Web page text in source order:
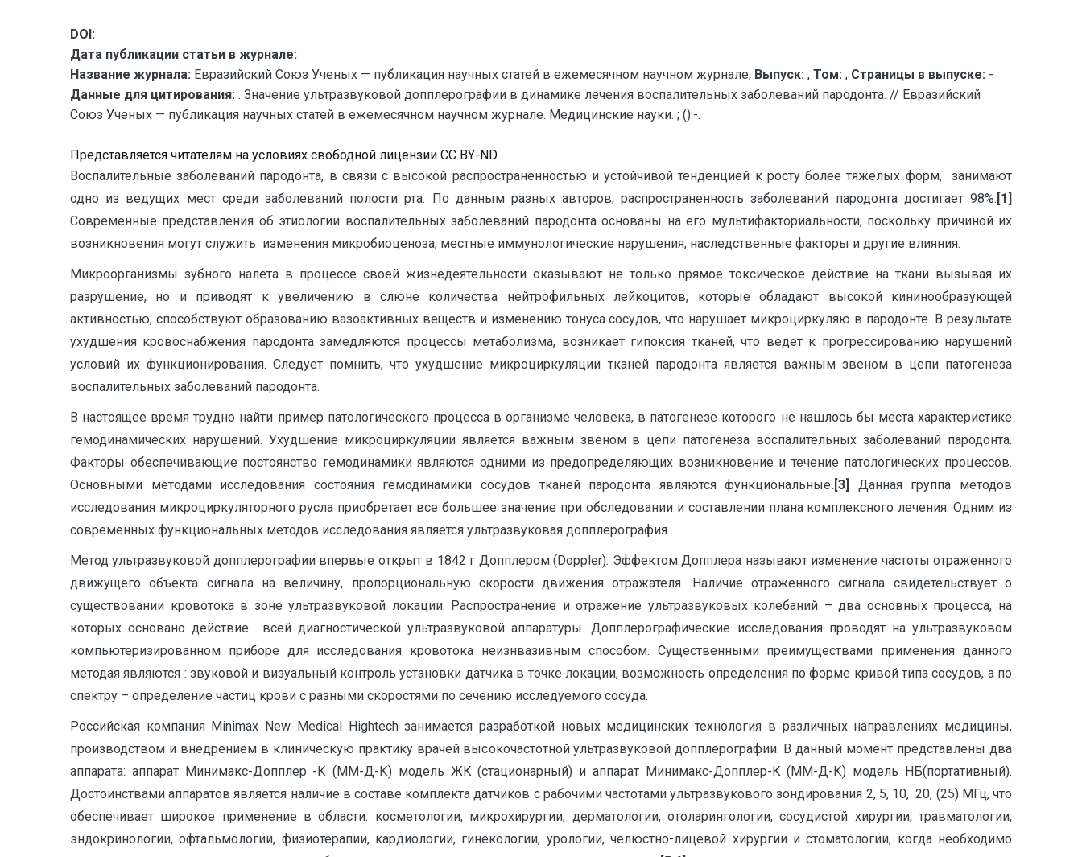
DOI:
Дата публикации статьи в журнале:
Название журнала: Евразийский Союз Ученых — публикация научных статей в ежемесячном научном журнале, Выпуск: , Том: , Страницы в выпуске: -
Данные для цитирования: . Значение ультразвуковой допплерографии в динамике лечения воспалительных заболеваний пародонта. // Евразийский
Союз Ученых — публикация научных статей в ежемесячном научном журнале. Медицинские науки. ; ():-.
Представляется читателям на условиях свободной лицензии CC BY-ND
Воспалительные заболеваний пародонта, в связи с высокой распространенностью и устойчивой тенденцией к росту более тяжелых форм, занимают
одно из ведущих мест среди заболеваний полости рта. По данным разных авторов, распространенность заболеваний пародонта достигает 98%. [1]
Современные представления об этиологии воспалительных заболеваний пародонта основаны на его мультифакториальности, поскольку причиной их
возникновения могут служить изменения микробиоценоза, местные иммунологические нарушения, наследственные факторы и другие влияния.
Микроорганизмы зубного налета в процессе своей жизнедеятельности оказывают не только прямое токсическое действие на ткани вызывая их
разрушение, но и приводят к увеличению в слюне количества нейтрофильных лейкоцитов, которые обладают высокой кининообразующей
активностью, способствуют образованию вазоактивных веществ и изменению тонуса сосудов, что нарушает микроциркуляю в пародонте. В результате
ухудшения кровоснабжения пародонта замедляются процессы метаболизма, возникает гипоксия тканей, что ведет к прогрессированию нарушений
условий их функционирования. Следует помнить, что ухудшение микроциркуляции тканей пародонта является важным звеном в цепи патогенеза
воспалительных заболеваний пародонта.
В настоящее время трудно найти пример патологического процесса в организме человека, в патогенезе которого не нашлось бы места характеристике
гемодинамических нарушений. Ухудшение микроциркуляции является важным звеном в цепи патогенеза воспалительных заболеваний пародонта.
Факторы обеспечивающие постоянство гемодинамики являются одними из предопределяющих возникновение и течение патологических процессов.
Основными методами исследования состояния гемодинамики сосудов тканей пародонта являются функциональные.[3]
Данная группа методов
исследования микроциркуляторного русла приобретает все большее значение при обследовании и составлении плана комплексного лечения. Одним из
современных функциональных методов исследования является ультразвуковая допплерография.
Метод ультразвуковой допплерографии впервые открыт в 1842 г Допплером (Doppler). Эффектом Допплера называют изменение частоты отраженного
движущего объекта сигнала на величину, пропорциональную скорости движения отражателя. Наличие отраженного сигнала свидетельствует о
существовании кровотока в зоне ультразвуковой локации. Распространение и отражение ультразвуковых колебаний – два основных процесса, на
которых основано действие всей диагностической ультразвуковой аппаратуры. Допплерографические исследования проводят на ультразвуковом
компьютеризированном приборе для исследования кровотока неизнвазивным способом. Существенными преимуществами применения данного
методая являются : звуковой и визуальный контроль установки датчика в точке локации, возможность определения по форме кривой типа сосудов, а по
спектру – определение частиц крови с разными скоростями по сечению исследуемого сосуда.
Российская компания Minimax New Medical Hightech занимается разработкой новых медицинских технология в различных направлениях медицины,
производством и внедрением в клиническую практику врачей высокочастотной ультразвуковой допплерографии. В данный момент представлены два
аппарата: аппарат Минимакс-Допплер -К (ММ-Д-К) модель ЖК (стационарный) и аппарат Минимакс-Допплер-К (ММ-Д-К) модель НБ(портативный).
Достоинствами аппаратов является наличие в составе комплекта датчиков с рабочими частотами ультразвукового зондирования 2, 5, 10, 20, (25) МГц, что
обеспечивает широкое применение в области: косметологии, микрохирургии, дерматологии, отоларингологии, сосудистой хирургии, травматологии,
эндокринологии, офтальмологии, физиотерапии, кардиологии, гинекологии, урологии, челюстно-лицевой хирургии и стоматологии, когда необходимо